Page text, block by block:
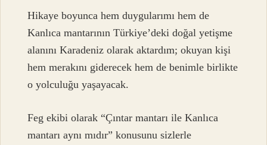
Hikaye boyunca hem duygularımı hem de
Kanlıca mantarının Türkiye’deki doğal yetişme
alanını Karadeniz olarak aktardım; okuyan kişi
hem merakını giderecek hem de benimle birlikte
o yolculuğu yaşayacak.
Feg ekibi olarak “Çıntar mantarı ile Kanlıca
mantarı aynı mıdır” konusunu sizlerle